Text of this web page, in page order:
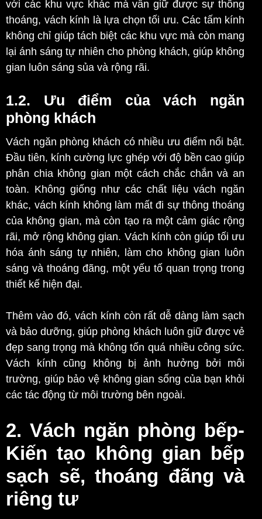
với các khu vực khác mà vẫn giữ được sự thông
thoáng, vách kính là lựa chọn tối ưu. Các tấm kính
không chỉ giúp tách biệt các khu vực mà còn mang
lại ánh sáng tự nhiên cho phòng khách, giúp không
gian luôn sáng sủa và rộng rãi.
1.2. Ưu điểm của vách ngăn
phòng khách
Vách ngăn phòng khách có nhiều ưu điểm nổi bật.
Đầu tiên, kính cường lực ghép với độ bền cao giúp
phân chia không gian một cách chắc chắn và an
toàn. Không giống như các chất liệu vách ngăn
khác, vách kính không làm mất đi sự thông thoáng
của không gian, mà còn tạo ra một cảm giác rộng
rãi, mở rộng không gian. Vách kính còn giúp tối ưu
hóa ánh sáng tự nhiên, làm cho không gian luôn
sáng và thoáng đãng, một yếu tố quan trọng trong
thiết kế hiện đại.
Thêm vào đó, vách kính còn rất dễ dàng làm sạch
và bảo dưỡng, giúp phòng khách luôn giữ được vẻ
đẹp sang trọng mà không tốn quá nhiều công sức.
Vách kính cũng không bị ảnh hưởng bởi môi
trường, giúp bảo vệ không gian sống của bạn khỏi
các tác động từ môi trường bên ngoài.
2. Vách ngăn phòng bếp-
Kiến tạo không gian bếp
sạch sẽ, thoáng đãng và
riêng tư